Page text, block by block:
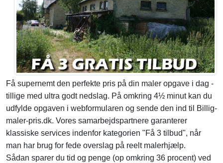
Få supernemt den perfekte pris på din maler opgave i dag -
tillige med ultra godt nedslag. På omkring 4½ minut kan du
udfylde opgaven i webformularen og sende den ind til Billig-
maler-pris.dk. Vores samarbejdspartnere garanterer
klassiske services indenfor kategorien "Få 3 tilbud", når
man har brug for fede overslag på reelt malerhjælp.
Sådan sparer du tid og penge (op omkring 36 procent) ved